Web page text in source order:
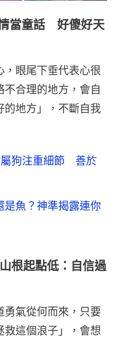
當童話 好傻好天
，眼尾下垂代表心很
合理的地方，會自
的地方」，不斷自我
狗注重細節 善於
是魚？神準揭露連你
根起點低：自信過
勇氣從何而來，只要
救這個浪子」，會想